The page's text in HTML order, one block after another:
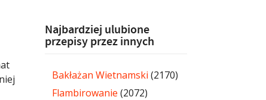
Najbardziej ulubione
przepisy przez innych
Bakłażan Wietnamski (2170)
Flambirowanie (2072)